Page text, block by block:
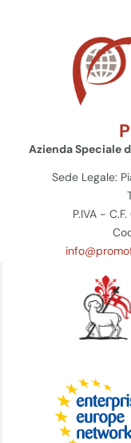
Azienda Speciale
Sede Legale:
P.IVA -